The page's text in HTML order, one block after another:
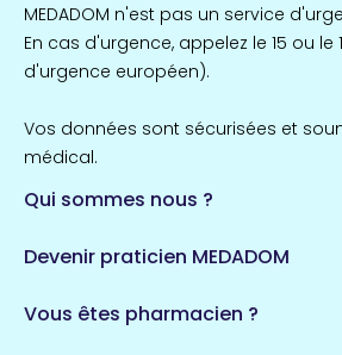
MEDADOM n'est pas un service
En cas d'urgence, appelez le 15 ou le
d'urgence européen).
Vos données sont sécurisées et
médical.
Qui sommes nous ?
Devenir praticien MEDADOM
Vous êtes pharmacien ?